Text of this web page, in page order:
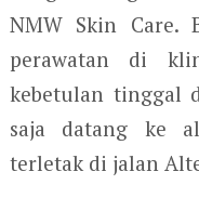
NMW Skin Care.
perawatan di
kebetulan tinggal
saja datang ke
terletak di jalan